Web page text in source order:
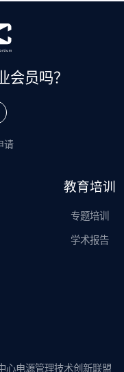
会员吗？
请
教育培训
专题培训
学术报告
心电源管理技术创新联盟